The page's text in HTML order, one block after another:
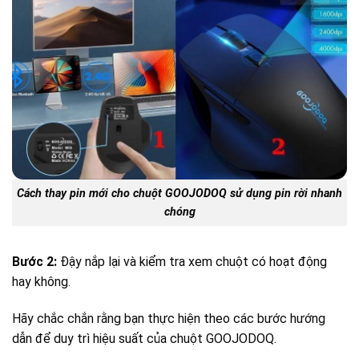
Cách thay pin mới cho chuột GOOJODOQ sử dụng pin rời nhanh
chóng
Bước 2: Đậy nắp lại và kiểm tra xem chuột có hoạt động
hay không.
Hãy chắc chắn rằng bạn thực hiện theo các bước hướng
dẫn để duy trì hiệu suất của chuột GOOJODOQ.